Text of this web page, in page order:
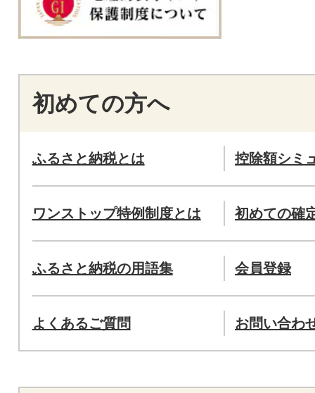
初めての方へ
ふるさと納税とは 控除額シミ
ワンストップ特例制度とは 初めての確
ふるさと納税の用語集 会員登録
よくあるご質問 お問い合わ